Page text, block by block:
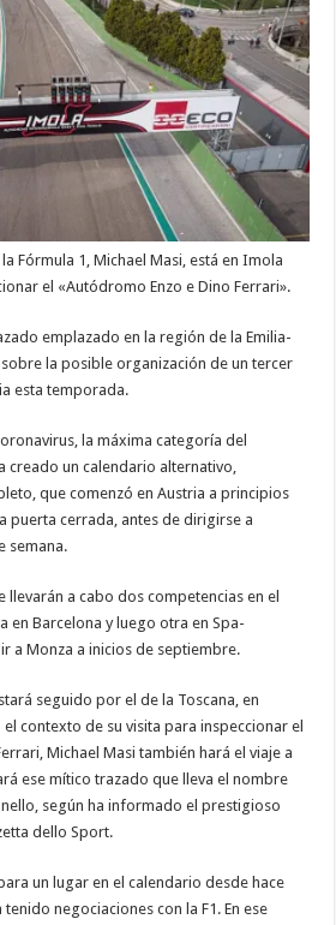
Fórmula 1, Michael Masi, está en Imola
el «Autódromo Enzo e Dino Ferrari».
emplazado en la región de la Emilia-
la posible organización de un tercer
esta temporada.
la máxima categoría del
creado un calendario alternativo,
que comenzó en Austria a principios
puerta cerrada, antes de dirigirse a
semana.
llevarán a cabo dos competencias en el
en Barcelona y luego otra en Spa-
a Monza a inicios de septiembre.
seguido por el de la Toscana, en
contexto de su visita para inspeccionar el
Michael Masi también hará el viaje a
ese mítico trazado que lleva el nombre
según ha informado el prestigioso
dello Sport.
un lugar en el calendario desde hace
negociaciones con la F1. En ese